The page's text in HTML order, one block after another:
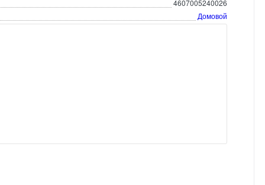
4607005240026
Домовой